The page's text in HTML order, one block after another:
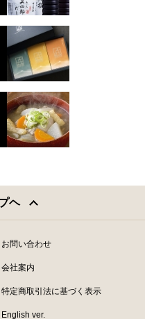
ヘ
お問い合わせ
会社案内
特定商取引法に基づく表示
English ver.